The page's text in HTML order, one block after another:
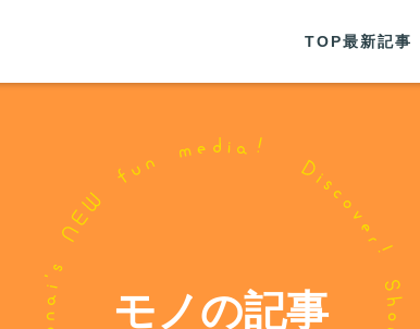
TOP最新記事
モノの記事